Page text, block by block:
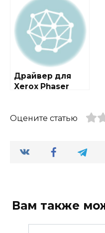
Драйвер для
Xerox Phaser
Оцените статью
Вам также